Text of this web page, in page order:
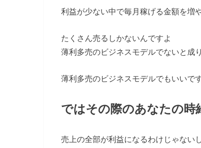
利益が少ない中で毎月稼げる金額を増
たくさん売るしかないんですよ
薄利多売のビジネスモデルでないと成
薄利多売のビジネスモデルでもいいで
ではその際のあなたの時
売上の全部が利益になるわけじゃない